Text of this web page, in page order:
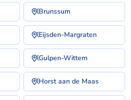
Brunssum
Eijsden-Margraten
Gulpen-Wittem
Horst aan de Maas